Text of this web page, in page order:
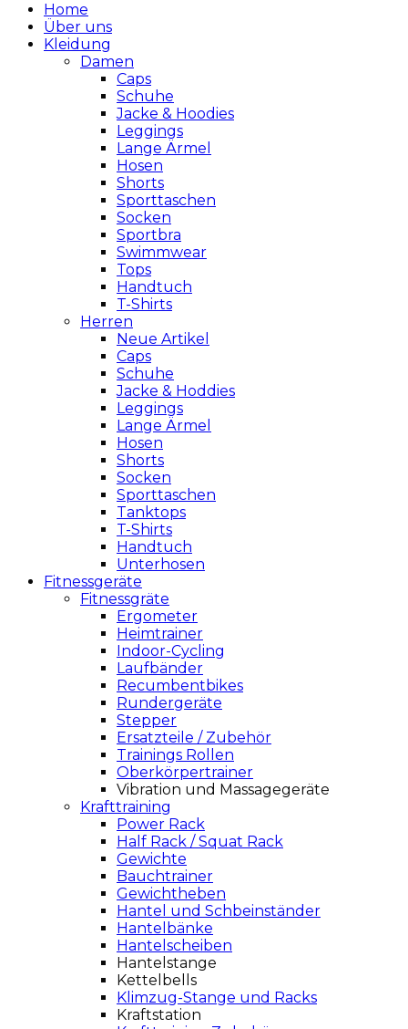
Home
Über uns
Kleidung
Damen
Caps
Schuhe
Jacke & Hoodies
Leggings
Lange Ärmel
Hosen
Shorts
Sporttaschen
Socken
Sportbra
Swimmwear
Tops
Handtuch
T-Shirts
Herren
Neue Artikel
Caps
Schuhe
Jacke & Hoddies
Leggings
Lange Ärmel
Hosen
Shorts
Socken
Sporttaschen
Tanktops
T-Shirts
Handtuch
Unterhosen
Fitnessgeräte
Fitnessgräte
Ergometer
Heimtrainer
Indoor-Cycling
Laufbänder
Recumbentbikes
Rundergeräte
Stepper
Ersatzteile / Zubehör
Trainings Rollen
Oberkörpertrainer
Vibration und Massagegeräte
Krafttraining
Power Rack
Half Rack / Squat Rack
Gewichte
Bauchtrainer
Gewichtheben
Hantel und Schbeinständer
Hantelbänke
Hantelscheiben
Hantelstange
Kettelbells
Klimzug-Stange und Racks
Kraftstation